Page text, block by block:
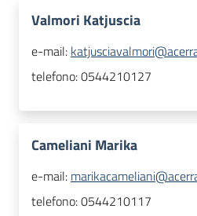
Valmori Katjuscia
e-mail:
telefono:0544210127
Cameliani Marika
e-mail:
telefono:0544210117